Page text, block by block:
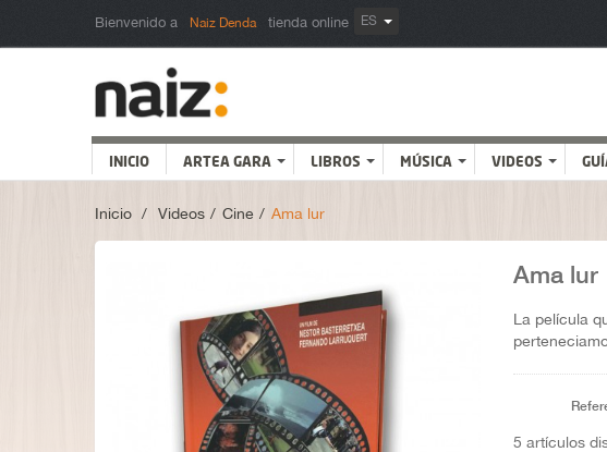
Bienvenido a Naiz Denda tienda online ES
INICIO ARTEA GARA LIBROS MÚSICA VIDEOS
Inicio > Videos > Cine > Ama lur
Ama lur
La película
5 artículos